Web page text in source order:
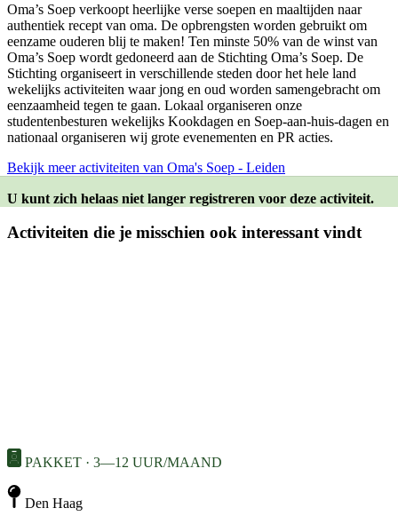
Oma’s Soep verkoopt heerlijke verse soepen en maaltijden naar
authentiek recept van oma. De opbrengsten worden gebruikt om
eenzame ouderen blij te maken! Ten minste 50% van de winst van
Oma’s Soep wordt gedoneerd aan de Stichting Oma’s Soep. De
Stichting organiseert in verschillende steden door het hele land
wekelijks activiteiten waar jong en oud worden samengebracht om
eenzaamheid tegen te gaan. Lokaal organiseren onze
studentenbesturen wekelijks Kookdagen en Soep-aan-huis-dagen en
nationaal organiseren wij grote evenementen en PR acties.
Bekijk meer activiteiten van Oma's Soep - Leiden
U kunt zich helaas niet langer registreren voor deze activiteit.
Activiteiten die je misschien ook interessant vindt
PAKKET · 3—12 UUR/MAAND
Den Haag